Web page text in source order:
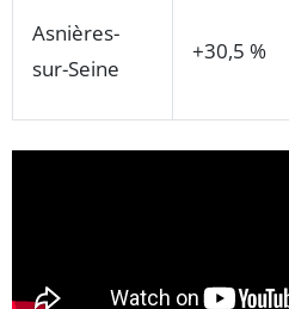
Asnières-
sur-Seine
+30,5 %